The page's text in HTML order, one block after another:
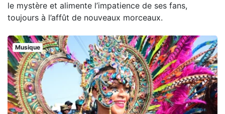
le mystère et alimente l’impatience de ses fans,
toujours à l’affût de nouveaux morceaux.
Musique